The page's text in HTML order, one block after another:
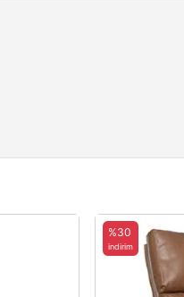
%30
indirim